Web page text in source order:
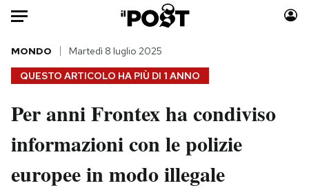
Auto
HOME
Italia
Politica
Tecnologia
Moda
Consumismi
Storie/Idee
QUESTO ARTICOLO HA PIÙ DI 1 ANNO
MONDO Martedì 8 luglio 2025
Per anni Frontex ha condiviso
informazioni con le polizie
europee in modo illegale